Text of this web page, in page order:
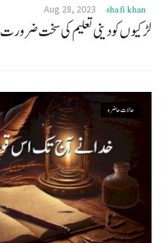
shafi khan
Aug 28, 2023
لڑکیوں کو دینی تعلیم کی سخت ضرورت
حالات حاضرہ